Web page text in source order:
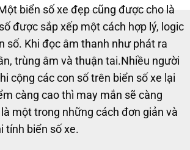
biển số xe đẹp cũng được cho là
được sắp xếp một cách hợp lý, logic
số. Khi đọc âm thanh như phát ra
trùng âm và thuận tai.Nhiều người
cộng các con số trên biển số xe lại
càng cao thì may mắn sẽ càng
một trong những cách đơn giản và
tính biển số xe.